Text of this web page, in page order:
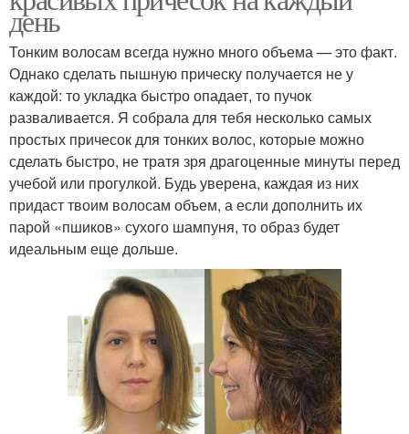
день
Тонким волосам всегда нужно много объема — это факт.
Однако сделать пышную прическу получается не у
каждой: то укладка быстро опадает, то пучок
разваливается. Я собрала для тебя несколько самых
простых причесок для тонких волос, которые можно
сделать быстро, не тратя зря драгоценные минуты перед
учебой или прогулкой. Будь уверена, каждая из них
придаст твоим волосам объем, а если дополнить их
парой «пшиков» сухого шампуня, то образ будет
идеальным еще дольше.